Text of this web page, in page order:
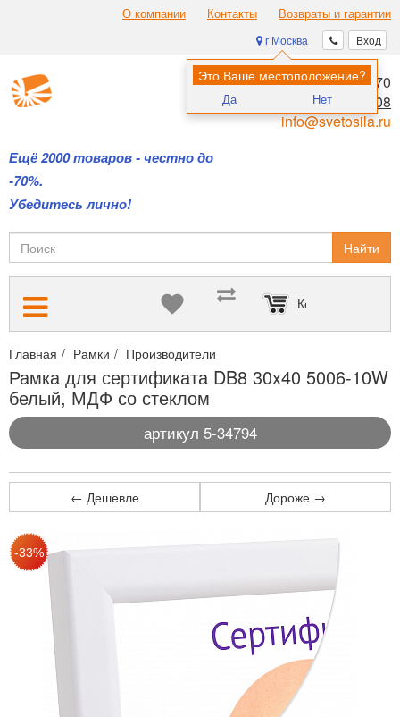
О компании Контакты Возвраты и гарантии
Вход
г Москва
Это Ваше местоположение?
Да Нет
Ещё 2000 товаров - честно до
-70%.
Убедитесь лично!
8 (495) 970-00-70
8 (800) 700-11-08
info@svetosila.ru
Найти
Корзина пуста
Главная Рамки Производители
Рамка для сертификата DB8 30x40 5006-10W
белый, МДФ со стеклом
артикул 5-34794
← Дешевле Дороже →